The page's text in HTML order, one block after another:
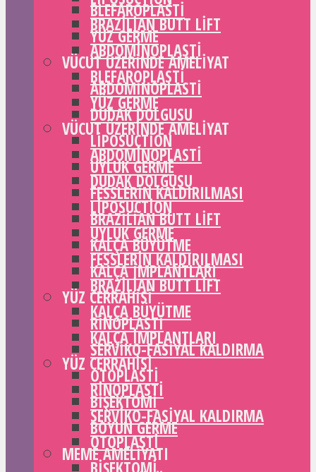
BLEFAROPLASTI
YÜZ GERME
VÜCUT ÜZERINDE AMELIYAT
ABDOMINOPLASTI
DUDAK DOLGUSU
LIPOSUCTION
UYLUK GERME
FESSLERIN KALDIRILMASI
BRAZILIAN BUTT LIFT
KALÇA BÜYÜTME
KALÇA IMPLANTLARI
YÜZ CERRAHISI
RINOPLASTI
SERVIKO-FASIYAL KALDIRMA
OTOPLASTI
BIŞEKTOMI
BOYUN GERME
MEME AMELIYATI
BRAZILIAN BUTT LIFT
ABDOMINOPLASTI
BLEFAROPLASTI
YÜZ GERME
VÜCUT ÜZERINDE AMELIYAT
ABDOMINOPLASTI
DUDAK DOLGUSU
LIPOSUCTION
UYLUK GERME
FESSLERIN KALDIRILMASI
BRAZILIAN BUTT LIFT
KALÇA BÜYÜTME
KALÇA IMPLANTLARI
YÜZ CERRAHISI
RINOPLASTI
SERVIKO-FASIYAL KALDIRMA
OTOPLASTI